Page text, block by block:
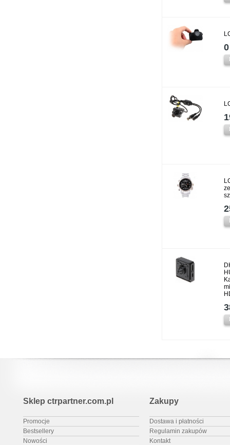
Sklep ctrpartner.com.pl
Promocje
Bestsellery
Nowości
Zakupy
Dostawa i płatności
Regulamin zakupów
Kontakt